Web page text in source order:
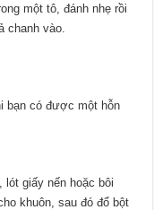
một tô, đánh nhẹ rồi
chanh vào.
bạn có được một hỗn
giấy nến hoặc bôi
khuôn, sau đó đổ bột